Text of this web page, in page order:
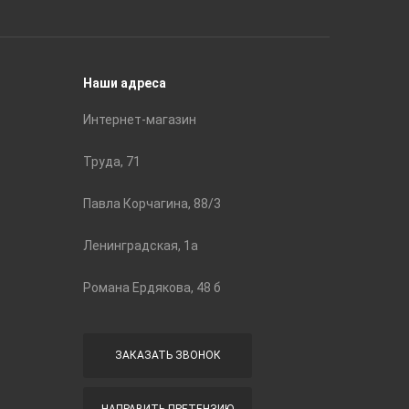
Наши адреса
Интернет-магазин
Труда, 71
Павла Корчагина, 88/3
Ленинградская, 1а
Романа Ердякова, 48 б
ЗАКАЗАТЬ ЗВОНОК